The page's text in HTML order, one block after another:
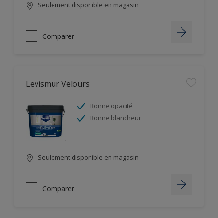
Seulement disponible en magasin
Comparer
Levismur Velours
Bonne opacité
Bonne blancheur
Seulement disponible en magasin
Comparer